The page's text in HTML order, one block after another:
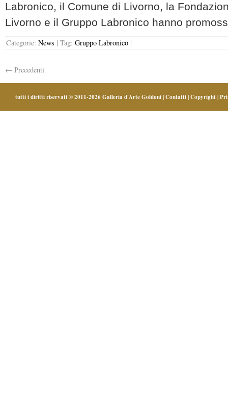
Labronico, il Comune di Livorno, la
Livorno e il Gruppo Labronico hanno
Categorie: News | Tag: Gruppo Labronico |
← Precedenti
tutti i diritti riservati © 2011-2026Galleria d'Arte Goldoni|Contatti|Copyright|